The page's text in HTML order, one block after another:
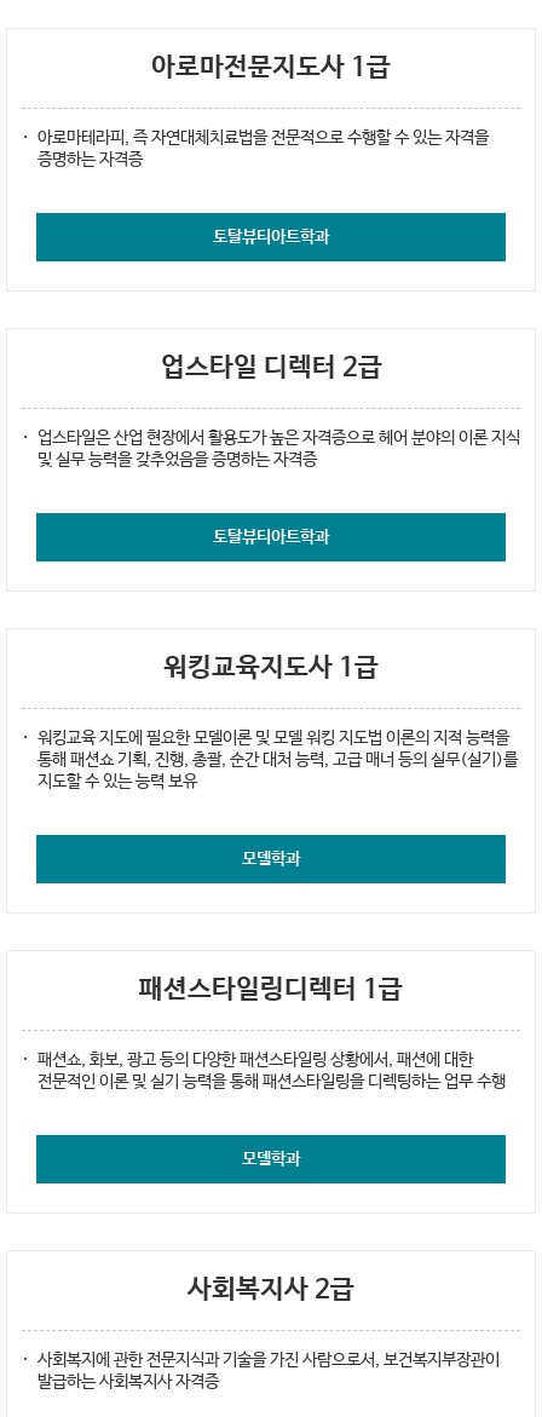
아로마전문지도사 1급
아로마테라피, 즉 자연대체치료법을 전문적으로 수행할 수 있는 자격을
증명하는 자격증
토탈뷰티아트학과
업스타일 디렉터 2급
업스타일은 산업 현장에서 활용도가 높은 자격증으로 헤어 분야의 이론 지식
및 실무 능력을 갖추었음을 증명하는 자격증
토탈뷰티아트학과
워킹교육지도사 1급
워킹교육 지도에 필요한 모델이론 및 모델 워킹 지도법 이론의 지적 능력을
통해 패션쇼 기획, 진행, 총괄, 순간 대처 능력, 고급 매너 등의 실무(실기)를
지도할 수 있는 능력 보유
모델학과
패션스타일링디렉터 1급
패션쇼, 화보, 광고 등의 다양한 패션스타일링 상황에서, 패션에 대한
전문적인 이론 및 실기 능력을 통해 패션스타일링을 디렉팅하는 업무 수행
모델학과
사회복지사 2급
사회복지에 관한 전문지식과 기술을 가진 사람으로서, 보건복지부장관이
발급하는 사회복지사 자격증